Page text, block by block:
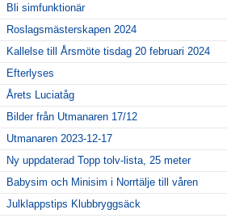
Bli simfunktionär
Roslagsmästerskapen 2024
Kallelse till Årsmöte tisdag 20 februari 2024
Efterlyses
Årets Luciatåg
Bilder från Utmanaren 17/12
Utmanaren 2023-12-17
Ny uppdaterad Topp tolv-lista, 25 meter
Babysim och Minisim i Norrtälje till våren
Julklappstips Klubbryggsäck